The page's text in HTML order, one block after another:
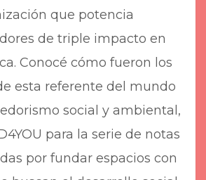
que potencia
de triple impacto en
Conocé cómo fueron los
esta referente del mundo
social y ambiental,
para la serie de notas
por fundar espacios con